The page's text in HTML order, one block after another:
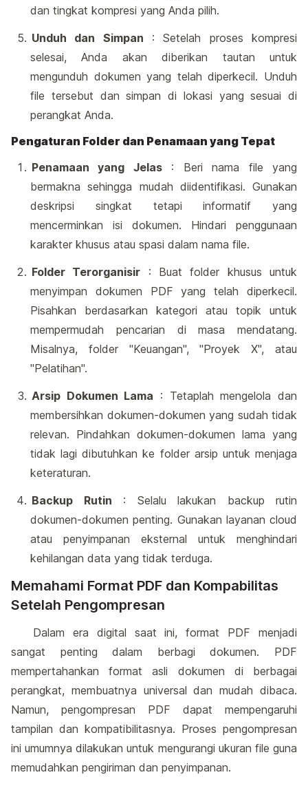
dan tingkat kompresi yang Anda pilih.
Unduh dan Simpan : Setelah proses kompresi
selesai, Anda akan diberikan tautan untuk
mengunduh dokumen yang telah diperkecil. Unduh
file tersebut dan simpan di lokasi yang sesuai di
perangkat Anda.
Pengaturan Folder dan Penamaan yang Tepat
Penamaan yang Jelas: Beri nama file yang
bermakna sehingga mudah diidentifikasi. Gunakan
deskripsi singkat tetapi informatif yang
mencerminkan isi dokumen. Hindari penggunaan
karakter khusus atau spasi dalam nama file.
Folder Terorganisir : Buat folder khusus untuk
menyimpan dokumen PDF yang telah diperkecil.
Pisahkan berdasarkan kategori atau topik untuk
mempermudah pencarian di masa mendatang.
Misalnya, folder "Keuangan", "Proyek X", atau
"Pelatihan".
Arsip Dokumen Lama : Tetaplah mengelola dan
membersihkan dokumen-dokumen yang sudah tidak
relevan. Pindahkan dokumen-dokumen lama yang
tidak lagi dibutuhkan ke folder arsip untuk menjaga
keteraturan.
Backup Rutin : Selalu lakukan backup rutin
dokumen-dokumen penting. Gunakan layanan cloud
atau penyimpanan eksternal untuk menghindari
kehilangan data yang tidak terduga.
Memahami Format PDF dan Kompabilitas
Setelah Pengompresan
Dalam era digital saat ini, format PDF menjadi
sangat penting dalam berbagi dokumen. PDF
mempertahankan format asli dokumen di berbagai
perangkat, membuatnya universal dan mudah dibaca.
Namun, pengompresan PDF dapat mempengaruhi
tampilan dan kompatibilitasnya. Proses pengompresan
ini umumnya dilakukan untuk mengurangi ukuran file guna
memudahkan pengiriman dan penyimpanan.